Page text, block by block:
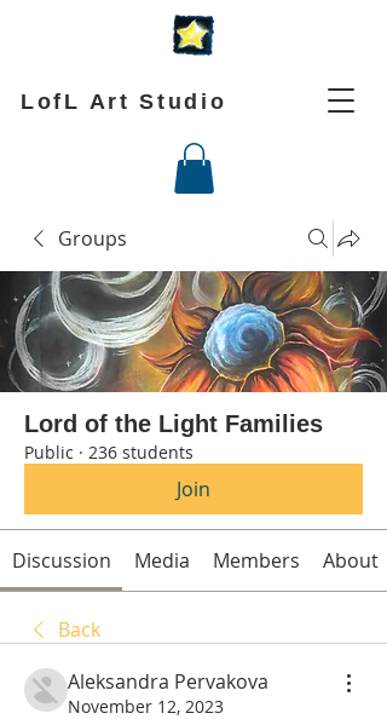
LofL Art Studio
Groups
Lord of the Light Families
Public · 236 students
Join
Discussion Media Members About
Back
Aleksandra Pervakova
November 12, 2023